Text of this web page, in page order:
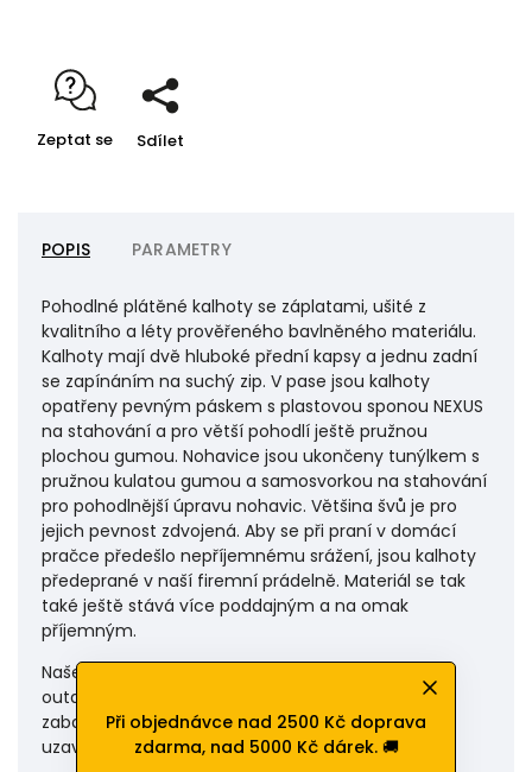
Při objednávce nad 2500 Kč doprava
zdarma, nad 5000 Kč dárek. 🚚
prádelně. Materiál se tak také ještě stává více
poddajným a na omak příjemným.
Zeptat se Sdílet
POPIS PARAMETRY
Pohodlné plátěné kalhoty se záplatami, ušité z
kvalitního a léty prověřeného bavlněného materiálu.
Kalhoty mají dvě hluboké přední kapsy a jednu zadní
se zapínáním na suchý zip. V pase jsou kalhoty
opatřeny pevným páskem s plastovou sponou NEXUS
na stahování a pro větší pohodlí ještě pružnou
plochou gumou. Nohavice jsou ukončeny tunýlkem s
pružnou kulatou gumou a samosvorkou na stahování
pro pohodlnější úpravu nohavic. Většina švů je pro
jejich pevnost zdvojená. Aby se při praní v domácí
pračce předešlo nepříjemnému srážení, jsou kalhoty
předeprané v naší firemní prádelně. Materiál se tak
také ještě stává více poddajným a na omak
příjemným.
Naše kalhoty Moth jsou vhodné na veškeré
outdoorové aktivity. Jsou vyrobené na Vysočině a
zabalené do praktického transportního pytlíku s
uzavíráním na zip.